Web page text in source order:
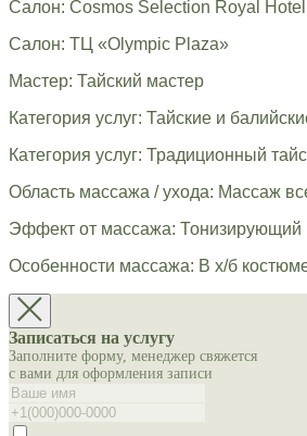
Салон: Cosmos Selection Royal Hotel
Салон: ТЦ «Olympic Plaza»
Мастер: Тайский мастер
Категория услуг: Тайские и
Категория услуг: Традиционный
Область массажа / ухода: Массаж
Эффект от массажа: Тонизирующий
Особенности массажа: В х/б
Записаться на услугу
Заполните форму, менеджер свяжется
с вами для оформления записи